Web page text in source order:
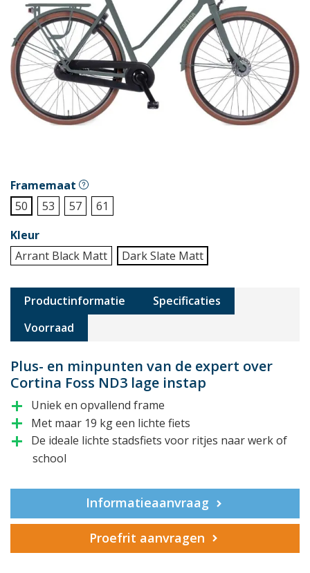
Framemaat
50
53 57
61
Kleur
Arrant Black Matt
Dark Slate Matt
Productinformatie
Specificaties
Voorraad
Plus- en minpunten van de expert over
Cortina Foss ND3 lage instap
add Uniek en opvallend frame
add Met maar 19 kg een lichte fiets
add
De ideale lichte stadsfiets voor ritjes naar werk of
school
Informatieaanvraag
Proefrit aanvragen